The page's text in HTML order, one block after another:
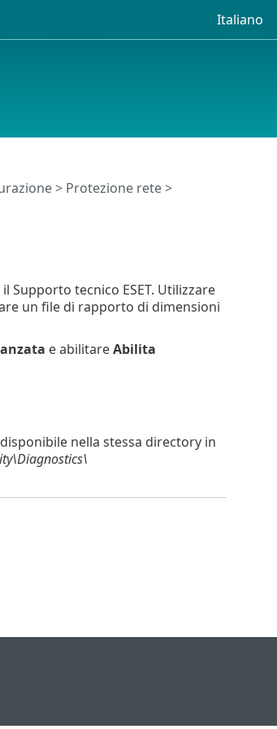
Italiano
> Protezione rete>
tecnico ESET. Utilizzare
un file di rapporto di dimensioni
e abilitareAbilita
nella stessa directory in